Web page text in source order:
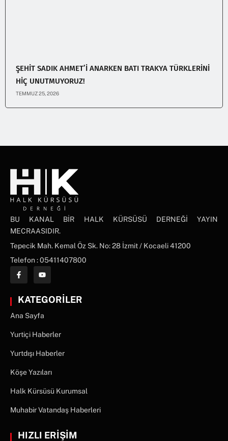
ŞEHİT SADIK AHMET’İ ANARKEN BATI TRAKYA TÜRKLERİNİ
HİÇ UNUTMUYORUZ!
TEMMUZ 25, 2026
BU KANAL BİR HALK KÜRSÜSÜ DERNEĞİ YAYIN
MECRAASIDIR.
Tepecik Mah. Kemal Öz Sk. No: 28 İzmit / Kocaeli 41200
Telefon : 05411407800
KATEGORİLER
Ana Sayfa
Yurtiçi Haberler
Yurtdışı Haberler
Köşe Yazıları
Halk Kürsüsü Kurumsal
Muhabir Vatandaş Haberleri
HIZLI ERİŞİM